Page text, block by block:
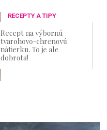
RECEPTY A TIPY
Recept na výbornú
tvarohovo-chrenovú
nátierku. To je ale
dobrota!